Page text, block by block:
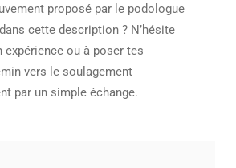
proposé par le podologue
cette description ? N’hésite
expérience ou à poser tes
vers le soulagement
par un simple échange.